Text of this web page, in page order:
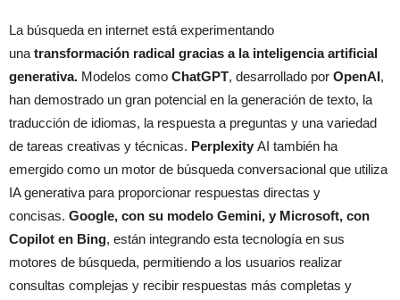
La búsqueda en internet está experimentando
una transformación radical gracias a la inteligencia artificial
generativa. Modelos como ChatGPT, desarrollado por OpenAI,
han demostrado un gran potencial en la generación de texto, la
traducción de idiomas, la respuesta a preguntas y una variedad
de tareas creativas y técnicas. Perplexity AI también ha
emergido como un motor de búsqueda conversacional que utiliza
IA generativa para proporcionar respuestas directas y
concisas. Google, con su modelo Gemini, y Microsoft, con
Copilot en Bing, están integrando esta tecnología en sus
motores de búsqueda, permitiendo a los usuarios realizar
consultas complejas y recibir respuestas más completas y